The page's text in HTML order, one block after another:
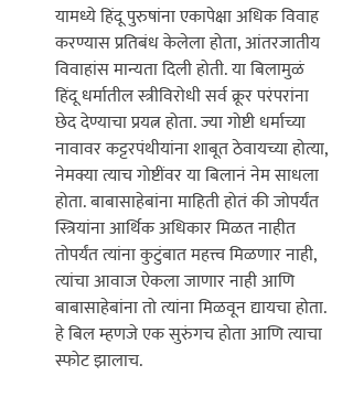
यामध्ये हिंदू पुरुषांना एकापेक्षा अधिक विवाह
करण्यास प्रतिबंध केलेला होता, आंतरजातीय
विवाहांस मान्यता दिली होती. या बिलामुळं
हिंदू धर्मातील स्त्रीविरोधी सर्व क्रूर परंपरांना
छेद देण्याचा प्रयत्न होता. ज्या गोष्टी धर्माच्या
नावावर कट्टरपंथीयांना शाबूत ठेवायच्या होत्या,
नेमक्या त्याच गोष्टींवर या बिलानं नेम साधला
होता. बाबासाहेबांना माहिती होतं की जोपर्यंत
स्त्रियांना आर्थिक अधिकार मिळत नाहीत
तोपर्यंत त्यांना कुटुंबात महत्त्व मिळणार नाही,
त्यांचा आवाज ऐकला जाणार नाही आणि
बाबासाहेबांना तो त्यांना मिळवून द्यायचा होता.
हे बिल म्हणजे एक सुरुंगच होता आणि त्याचा
स्फोट झालाच.